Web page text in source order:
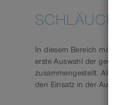
SCHLÄUCHE
In diesem Bereich möchten
erste Auswahl der
zusammengestellt. Alle hier
den Einsatz in der